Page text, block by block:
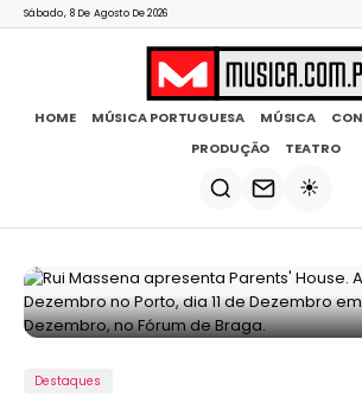
Sábado, 8 De Agosto De 2026
HOME MÚSICA PORTUGUESA MÚSICA
PRODUÇÃO
TEATRO
☀️
Destaques